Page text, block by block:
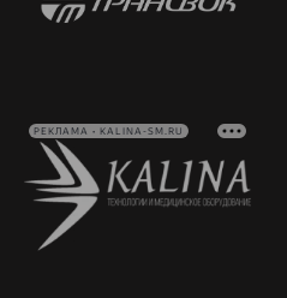
РЕКЛАМА • KALINA-SM.RU